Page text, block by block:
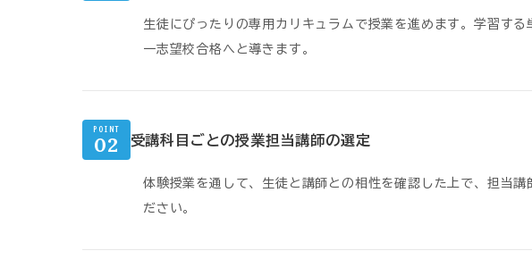
生徒にぴったりの専用カリキュラムで授業を進めます。学習す
一志望校合格へと導きます。
POINT
02 受講科目ごとの授業担当講師の選定
体験授業を通して、生徒と講師との相性を確認した上で、担当
ださい。